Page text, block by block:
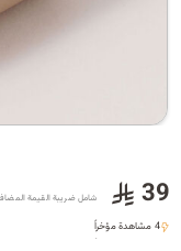
39 شامل ضريبة القيمة المضافة
4 مشاهدة مؤخراً